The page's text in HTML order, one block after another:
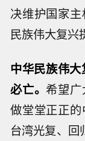
决维护国家
民族伟大复兴
中华民族伟
必亡。 希望
做堂堂正正
台湾光复、回